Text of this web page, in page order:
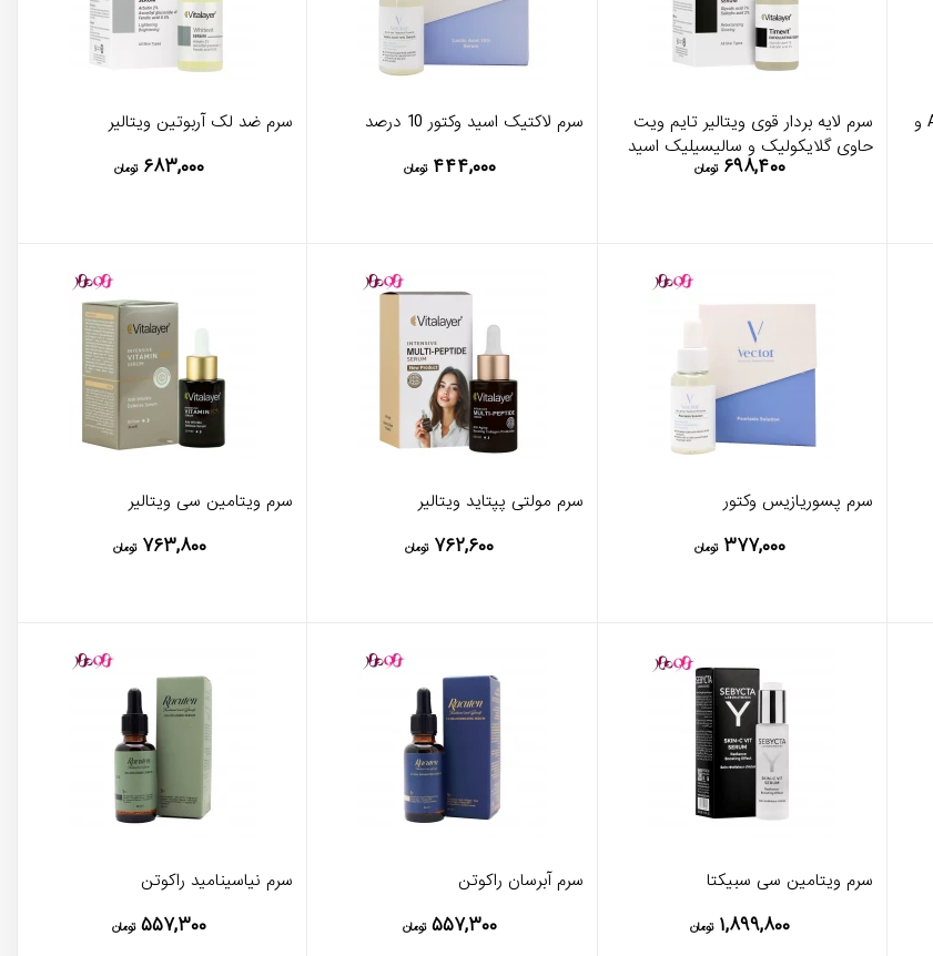
سرم پیلینگ قرمز ویتالیر (AHA 30% و
سرم لایه بردار قوی ویتالیر تایم ویت
حاوی گلایکولیک و سالیسیلیک اسید
۶۹۸,۴۰۰ تومان
سرم لاکتیک اسید وکتور 10 درصد
۴۴۴,۰۰۰ تومان
سرم ضد لک آربوتین ویتالیر
۶۸۳,۰۰۰ تومان
سرم پسوریازیس وکتور
۳۷۷,۰۰۰ تومان
سرم مولتی پپتاید ویتالیر
۷۶۲,۶۰۰ تومان
سرم ویتامین سی ویتالیر
۷۶۳,۸۰۰ تومان
سرم ویتامین سی سبیکتا
۱,۸۹۹,۸۰۰ تومان
سرم آبرسان راکوتن
۵۵۷,۳۰۰ تومان
سرم نیاسینامید راکوتن
۵۵۷,۳۰۰ تومان